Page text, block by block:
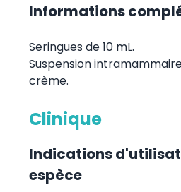
Informations
Seringues de 10 mL.
Suspension
crème.
Clinique
Indications
espèce